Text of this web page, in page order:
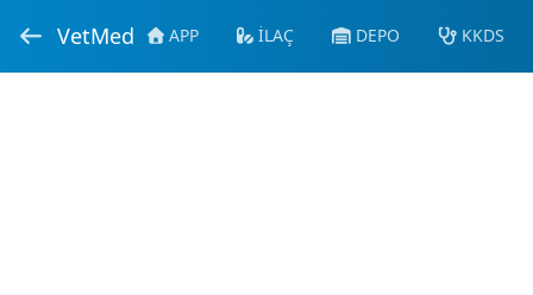
VetMed APP İLAÇ DEPO KKDS